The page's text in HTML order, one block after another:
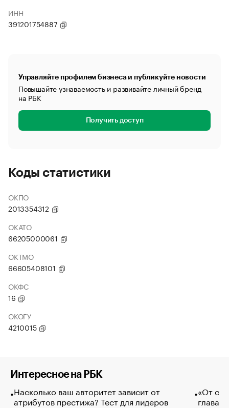
ИНН
391201754887
Управляйте профилем бизнеса и публикуйте новости
Повышайте узнаваемость и развивайте личный бренд
на РБК
Получить доступ
Коды статистики
ОКПО
2013354312
ОКАТО
66205000061
ОКТМО
66605408101
ОКФС
16
ОКОГУ
4210015
Интересное на РБК
Насколько ваш авторитет зависит от
атрибутов престижа? Тест для лидеров
«От
глава